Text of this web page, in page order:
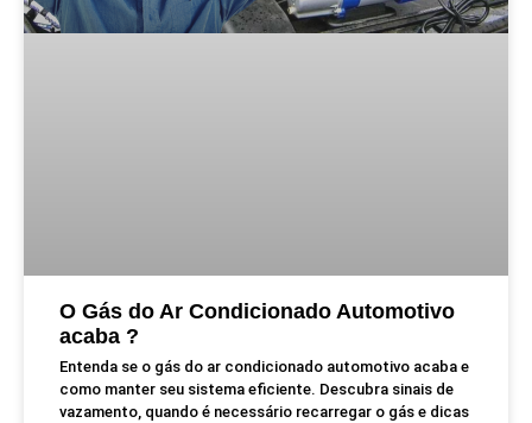
O Gás do Ar Condicionado Automotivo
acaba ?
Entenda se o gás do ar condicionado automotivo acaba e
como manter seu sistema eficiente. Descubra sinais de
vazamento, quando é necessário recarregar o gás e dicas